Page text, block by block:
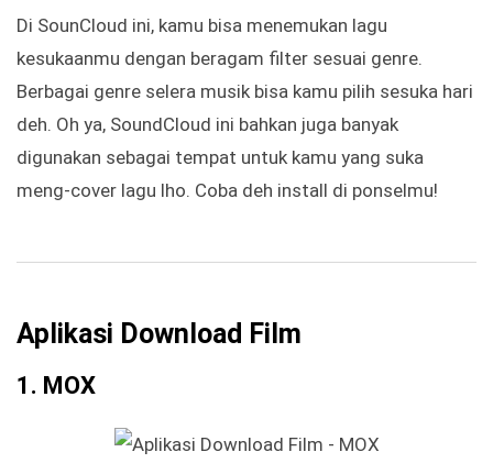
Di SounCloud ini, kamu bisa menemukan lagu
kesukaanmu dengan beragam filter sesuai genre.
Berbagai genre selera musik bisa kamu pilih sesuka hari
deh. Oh ya, SoundCloud ini bahkan juga banyak
digunakan sebagai tempat untuk kamu yang suka
meng-cover lagu lho. Coba deh install di ponselmu!
Aplikasi Download Film
1. MOX